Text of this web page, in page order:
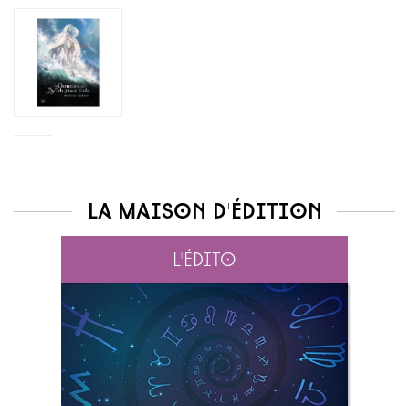
La maison d'édition
L'édito